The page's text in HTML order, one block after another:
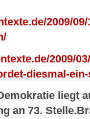
2009/
2009/
diesmal-
liegt
an 73. Stelle.